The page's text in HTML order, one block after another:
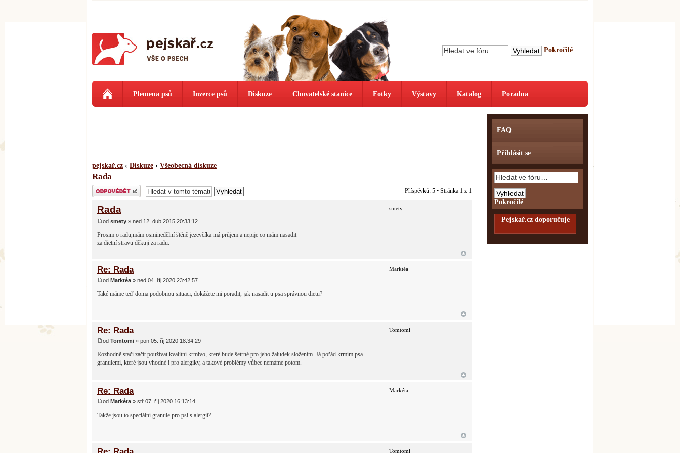
Pokročilé
Plemena psů Inzerce psů Diskuze Chovatelské stanice Fotky Výstavy Katalog Poradna
pejskař.cz ‹ Diskuze ‹ Všeobecná diskuze
Rada
Odeslat odpověď Příspěvků: 5 • Stránka 1 z 1
Rada
od smety » ned 12. dub 2015 20:33:12
Prosim o radu,mám osminedělní štěně jezevčíka má průjem a nepije co mám nasadit
za dietní stravu děkuji za radu.
smety
Re: Rada
od Marktéa » ned 04. říj 2020 23:42:57
Také máme teď doma podobnou situaci, dokážete mi poradit, jak nasadit u psa správnou dietu?
Marktéa
Re: Rada
od Tomtomi » pon 05. říj 2020 18:34:29
Rozhodně stačí začít používat kvalitní krmivo, které bude šetrné pro jeho žaludek složením. Já pořád krmím psa
granulemi, které jsou vhodné i pro alergiky, a takové problémy vůbec nemáme potom.
Tomtomi
Re: Rada
od Markéta » stř 07. říj 2020 16:13:14
Takže jsou to speciální granule pro psi s alergií?
Markéta
Tomtomi
FAQ
Přihlásit se
Pokročilé
Pejskař.cz doporučuje